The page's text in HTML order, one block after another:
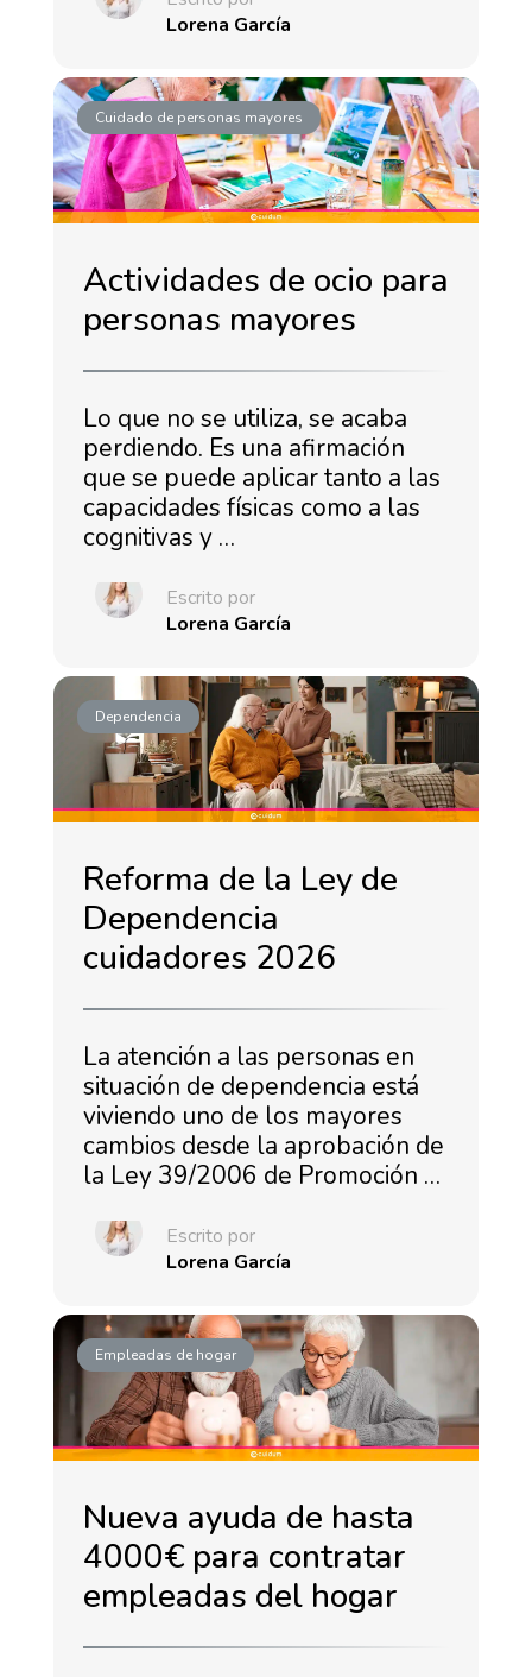
Lorena García
Cuidado de personas mayores
Actividades de ocio para
personas mayores
Lo que no se utiliza, se acaba
perdiendo. Es una afirmación
que se puede aplicar tanto a las
capacidades físicas como a las
cognitivas y …
Escrito por
Lorena García
Dependencia
Reforma de la Ley de
Dependencia
cuidadores 2026
La atención a las personas en
situación de dependencia está
viviendo uno de los mayores
cambios desde la aprobación de
la Ley 39/2006 de Promoción …
Escrito por
Lorena García
Empleadas de hogar
Nueva ayuda de hasta
4000€ para contratar
empleadas del hogar